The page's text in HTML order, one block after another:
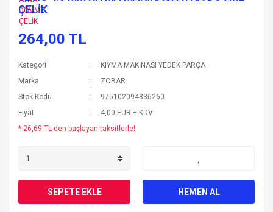
ÇELİK
264,00 TL
Kategori
KIYMA MAKİNASI YEDEK PARÇA
Marka
ZOBAR
Stok Kodu
975102094836260
Fiyat
4,00 EUR + KDV
* 26,69 TL den başlayan taksitlerle!
SEPETE EKLE HEMEN AL